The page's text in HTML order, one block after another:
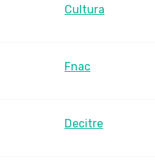
Cultura
Fnac
Decitre